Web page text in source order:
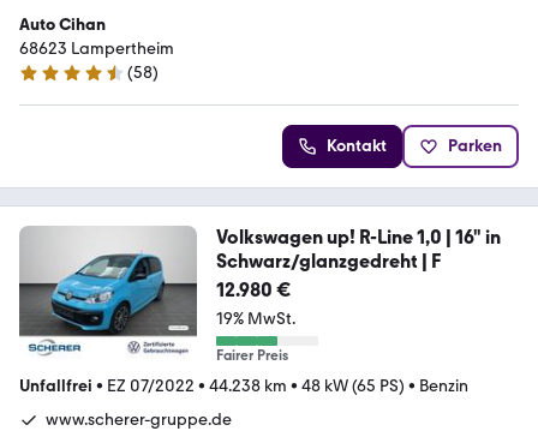
Auto Cihan
68623 Lampertheim
4.3 Sterne
(58)
Kontakt Parken
Volkswagen up! R-Line 1,0 | 16" in
Schwarz/glanzgedreht | F
12.980 €
19% MwSt.
Fairer Preis
Unfallfrei • EZ 07/2022 • 44.238 km • 48 kW (65 PS) • Benzin
www.scherer-gruppe.de